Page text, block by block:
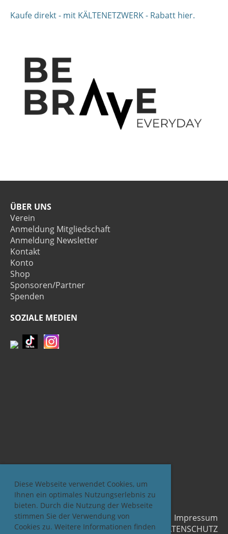
Diese Webseite verwendet Cookies, um
Ihnen ein optimales Nutzungserlebnis zu
bieten. Durch die Nutzung der Webseite
stimmen Sie der Verwendung von
Cookies zu. Weitere Informationen finden
Kaufe direkt - mit KÄLTENETZWERK - Rabatt hier.
ÜBER UNS
Verein
Anmeldung Mitgliedschaft
Anmeldung Newsletter
Kontakt
Konto
Shop
Sponsoren/Partner
Spenden
SOZIALE MEDIEN
Impressum
DATENSCHUTZ